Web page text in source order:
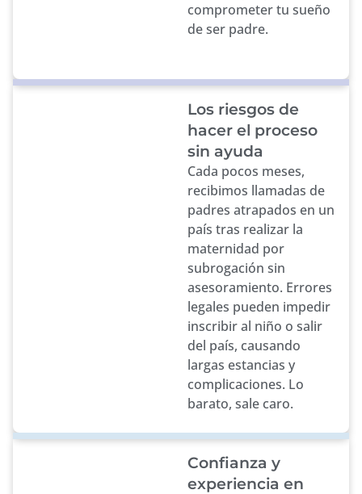
comprometer tu sueño
de ser padre.
Los riesgos de
hacer el proceso
sin ayuda
Cada pocos meses,
recibimos llamadas de
padres atrapados en un
país tras realizar la
maternidad por
subrogación sin
asesoramiento. Errores
legales pueden impedir
inscribir al niño o salir
del país, causando
largas estancias y
complicaciones. Lo
barato, sale caro.
Confianza y
experiencia en